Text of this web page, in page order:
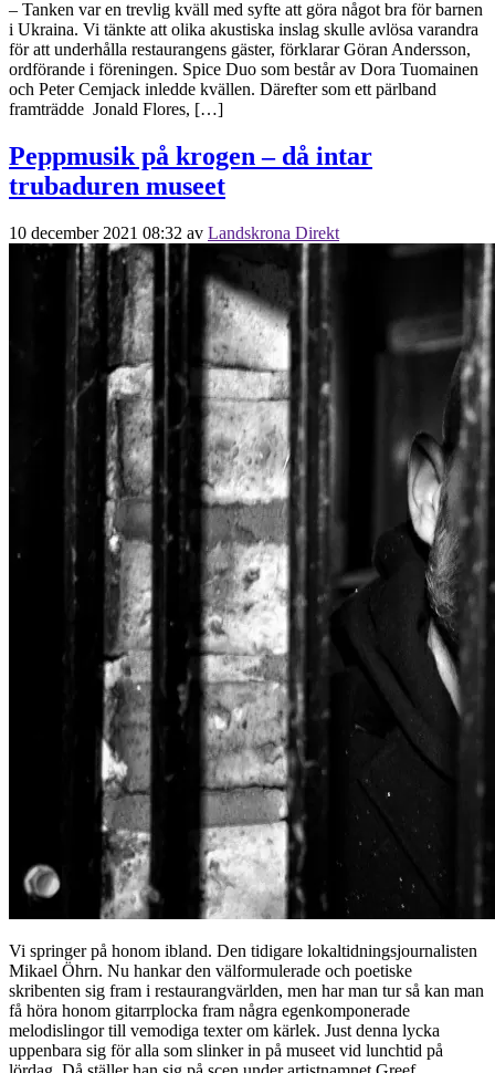
– Tanken var en trevlig kväll med syfte att göra något bra för barnen
i Ukraina. Vi tänkte att olika akustiska inslag skulle avlösa varandra
för att underhålla restaurangens gäster, förklarar Göran Andersson,
ordförande i föreningen. Spice Duo som består av Dora Tuomainen
och Peter Cemjack inledde kvällen. Därefter som ett pärlband
framträdde Jonald Flores, […]
Peppmusik på krogen – då intar
trubaduren museet
10 december 2021 08:32 av Landskrona Direkt
Vi springer på honom ibland. Den tidigare lokaltidningsjournalisten
Mikael Öhrn. Nu hankar den välformulerade och poetiske
skribenten sig fram i restaurangvärlden, men har man tur så kan man
få höra honom gitarrplocka fram några egenkomponerade
melodislingor till vemodiga texter om kärlek. Just denna lycka
uppenbara sig för alla som slinker in på museet vid lunchtid på